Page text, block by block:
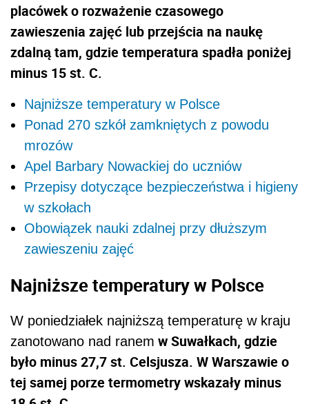
placówek o rozważenie czasowego
zawieszenia zajęć lub przejścia na naukę
zdalną tam, gdzie temperatura spadła poniżej
minus 15 st. C.
Najniższe temperatury w Polsce
Ponad 270 szkół zamkniętych z powodu
mrozów
Apel Barbary Nowackiej do uczniów
Przepisy dotyczące bezpieczeństwa i higieny
w szkołach
Obowiązek nauki zdalnej przy dłuższym
zawieszeniu zajęć
Najniższe temperatury w Polsce
W poniedziałek najniższą temperaturę w kraju
zanotowano nad ranem w Suwałkach, gdzie
było minus 27,7 st. Celsjusza. W Warszawie o
tej samej porze termometry wskazały minus